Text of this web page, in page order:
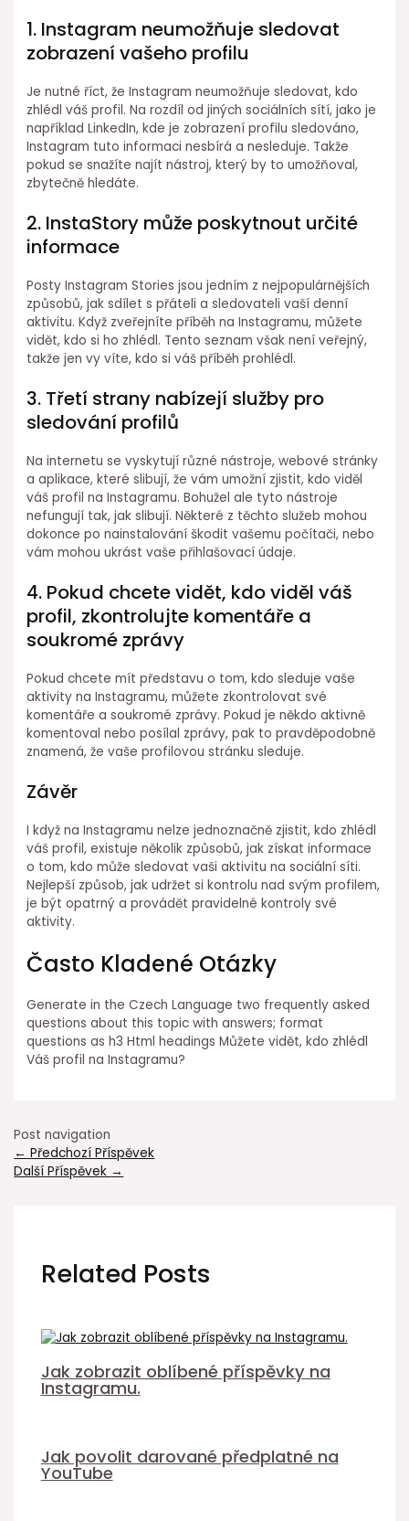
1. Instagram neumožňuje sledovat
zobrazení vašeho profilu
Je nutné říct, že Instagram neumožňuje sledovat, kdo
zhlédl váš profil. Na rozdíl od jiných sociálních sítí, jako je
například LinkedIn, kde je zobrazení profilu sledováno,
Instagram tuto informaci nesbírá a nesleduje. Takže
pokud se snažíte najít nástroj, který by to umožňoval,
zbytečně hledáte.
2. InstaStory může poskytnout určité
informace
Posty Instagram Stories jsou jedním z nejpopulárnějších
způsobů, jak sdílet s přáteli a sledovateli vaší denní
aktivitu. Když zveřejníte příběh na Instagramu, můžete
vidět, kdo si ho zhlédl. Tento seznam však není veřejný,
takže jen vy víte, kdo si váš příběh prohlédl.
3. Třetí strany nabízejí služby pro
sledování profilů
Na internetu se vyskytují různé nástroje, webové stránky
a aplikace, které slibují, že vám umožní zjistit, kdo viděl
váš profil na Instagramu. Bohužel ale tyto nástroje
nefungují tak, jak slibují. Některé z těchto služeb mohou
dokonce po nainstalování škodit vašemu počítači, nebo
vám mohou ukrást vaše přihlašovací údaje.
4. Pokud chcete vidět, kdo viděl váš
profil, zkontrolujte komentáře a
soukromé zprávy
Pokud chcete mít představu o tom, kdo sleduje vaše
aktivity na Instagramu, můžete zkontrolovat své
komentáře a soukromé zprávy. Pokud je někdo aktivně
komentoval nebo posílal zprávy, pak to pravděpodobně
znamená, že vaše profilovou stránku sleduje.
Závěr
I když na Instagramu nelze jednoznačně zjistit, kdo zhlédl
váš profil, existuje několik způsobů, jak získat informace
o tom, kdo může sledovat vaši aktivitu na sociální síti.
Nejlepší způsob, jak udržet si kontrolu nad svým profilem,
je být opatrný a provádět pravidelné kontroly své
aktivity.
Často Kladené Otázky
Generate in the Czech Language two frequently asked
questions about this topic with answers; format
questions as h3 Html headings Můžete vidět, kdo zhlédl
Váš profil na Instagramu?
Post navigation
← Předchozí Příspěvek
Další Příspěvek →
Related Posts
Jak zobrazit oblíbené příspěvky na
Instagramu.
Jak povolit darované předplatné na
YouTube